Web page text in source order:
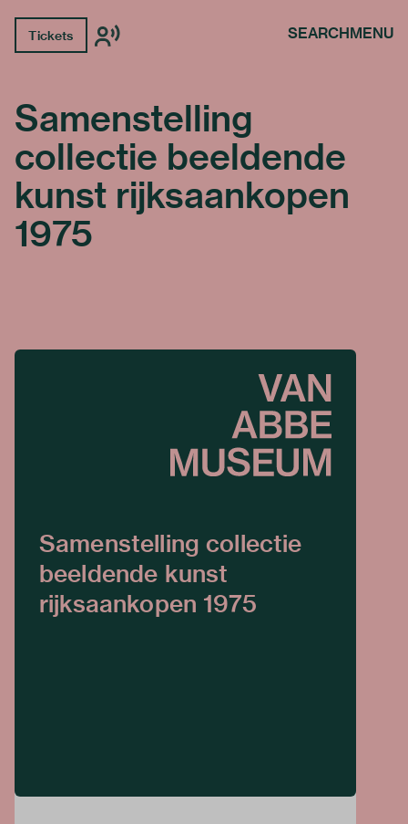
Tickets SEARCHMENU
Samenstelling
collectie beeldende
kunst rijksaankopen
1975
Samenstelling collectie
beeldende kunst
rijksaankopen 1975